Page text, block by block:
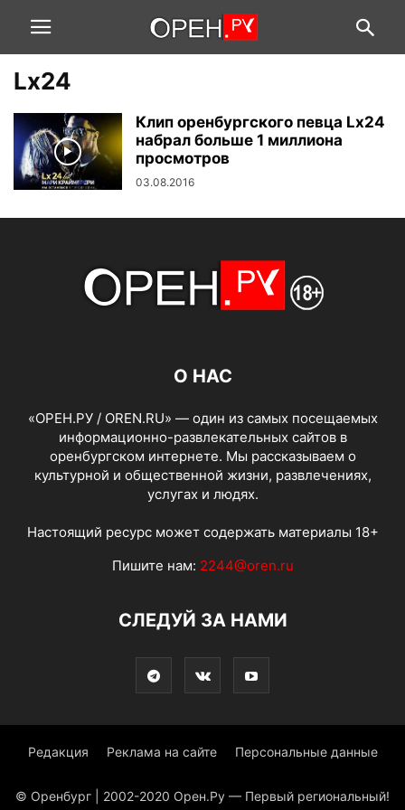
Lx24
Клип оренбургского певца Lx24
набрал больше 1 миллиона
просмотров
03.08.2016
О НАС
«ОРЕН.РУ / OREN.RU» — один из самых посещаемых
информационно-развлекательных сайтов в
оренбургском интернете. Мы рассказываем о
культурной и общественной жизни, развлечениях,
услугах и людях.
Настоящий ресурс может содержать материалы 18+
Пишите нам: 2244@oren.ru
СЛЕДУЙ ЗА НАМИ
Редакция Реклама на сайте Персональные данные
© Оренбург | 2002-2020 Орен.Ру — Первый региональный!